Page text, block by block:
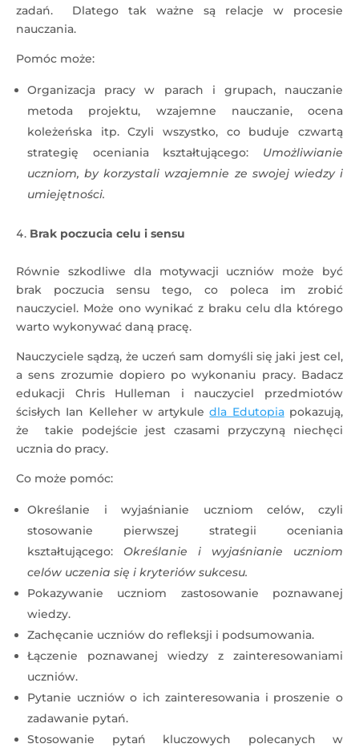
zadań. Dlatego tak ważne są relacje w procesie
nauczania.
Pomóc może:
Organizacja pracy w parach i grupach, nauczanie
metoda projektu, wzajemne nauczanie, ocena
koleżeńska itp. Czyli wszystko, co buduje czwartą
strategię oceniania kształtującego: Umożliwianie
uczniom, by korzystali wzajemnie ze swojej wiedzy i
umiejętności.
Brak poczucia celu i sensu
Równie szkodliwe dla motywacji uczniów może być
brak poczucia sensu tego, co poleca im zrobić
nauczyciel. Może ono wynikać z braku celu dla którego
warto wykonywać daną pracę.
Nauczyciele sądzą, że uczeń sam domyśli się jaki jest cel,
a sens zrozumie dopiero po wykonaniu pracy. Badacz
edukacji Chris Hulleman i nauczyciel przedmiotów
ścisłych Ian Kelleher w artykuledla Edutopiapokazują,
że takie podejście jest czasami przyczyną niechęci
ucznia do pracy.
Co może pomóc:
Określanie i wyjaśnianie uczniom celów, czyli
stosowanie pierwszej strategii oceniania
kształtującego: Określanie i wyjaśnianie uczniom
celów uczenia się i kryteriów sukcesu.
Pokazywanie uczniom zastosowanie poznawanej
wiedzy.
Zachęcanie uczniów do refleksji i podsumowania.
Łączenie poznawanej wiedzy z zainteresowaniami
uczniów.
Pytanie uczniów o ich zainteresowania i proszenie o
zadawanie pytań.
Stosowanie pytań kluczowych polecanych w